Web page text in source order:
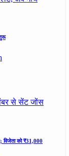
को ₹31,000